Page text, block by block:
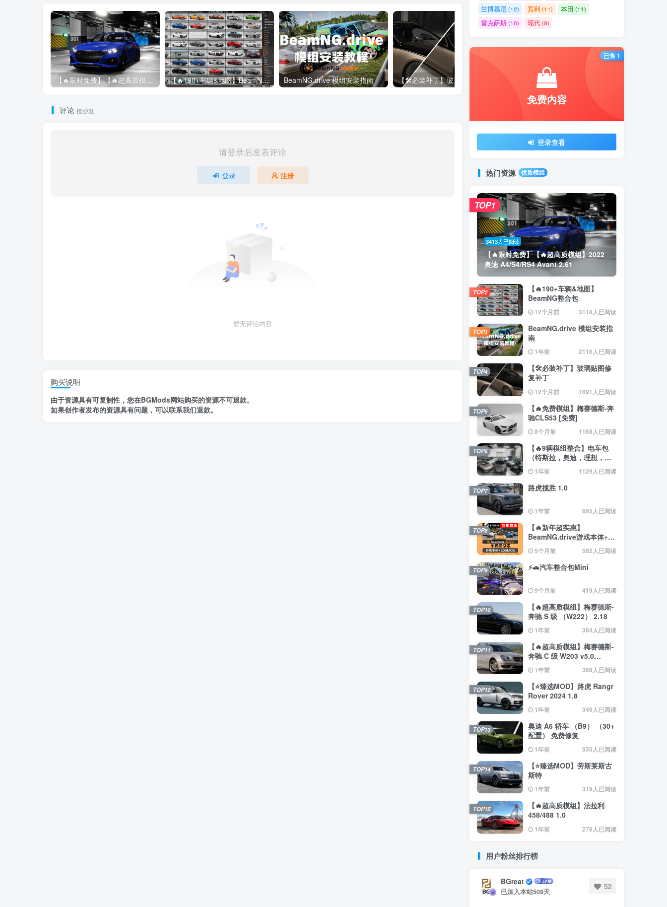
【🔥限时免费】【🔥超高质模组】2022 奥迪 A4/S4/RS4 Avant 2.61 【🔥190+车辆&地图】BeamNG整合包 BeamNG.drive 模组安装指南
评论 抢沙发
请登录后发表评论
登录 注册
暂无评论内容
购买说明
由于资源具有可复制性， 您在BGMods网站购买的资源不可退款。
如果创作者发布的资源具有问题 ， 可以联系我们退款。
兰博基尼(12) 宾利 (11) 本田 (11)
雷克萨斯(10) 现代(8)
免费内容
登录查看
已售 1
热门资源 优质模组
3413人已阅读
【🔥限时免费】【🔥超高质模组】2022
奥迪 A4/S4/RS4 Avant 2.61
TOP1
【🔥190+车辆&地图】
BeamNG整合包
12个月前 3118人已阅读
TOP2
BeamNG.drive 模组安装指
南
1年前 2116人已阅读
TOP3
【🛠️必装补丁】玻璃贴图修
复补丁
12个月前 1691人已阅读
TOP4
【🔥免费模组】梅赛德斯-奔
驰CLS53 [免费]
8个月前 1168人已阅读
TOP5
【🔥9辆模组整合】电车包
（特斯拉，奥迪，理想，梅
赛德斯）
1年前 1129人已阅读
TOP6
路虎揽胜 1.0
1年前 695人已阅读
TOP7
【🔥新年超实惠】
BeamNG.drive游戏本体+约
200辆汽车整合包
5个月前 592人已阅读
TOP8
⚡🚗汽车整合包Mini
9个月前 419人已阅读
TOP9
【🔥超高质模组】梅赛德斯-
奔驰 S 级 （W222） 2.18
1年前 384人已阅读
TOP10
【🔥超高质模组】梅赛德斯-
奔驰 C 级 W203 v5.0
（0.35.x） 2.4
1年前 368人已阅读
TOP11
【⭐臻选MOD】路虎 Rangr
Rover 2024 1.8
1年前 349人已阅读
TOP12
奥迪 A6 轿车 （B9） （30+
配置） 免费修复
1年前 335人已阅读
TOP13
【⭐臻选MOD】劳斯莱斯古
斯特
1年前 319人已阅读
TOP14
【🔥超高质模组】法拉利
458/488 1.0
1年前 278人已阅读
TOP15
用户粉丝排行榜
BGreat
已加入本站509天
52